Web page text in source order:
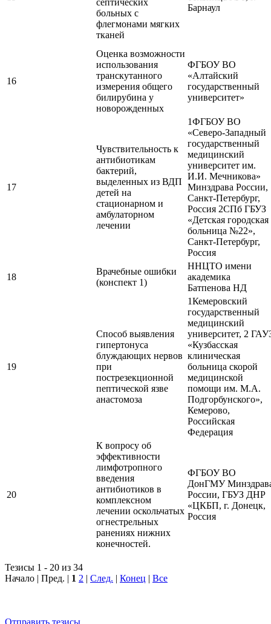
септических
больных с
флегмонами мягких
тканей
Барнаул
16
Оценка возможности
использования
транскутанного
измерения общего
билирубина у
новорожденных
ФГБОУ ВО
«Алтайский
государственный
университет»
17
Чувствительность к
антибиотикам
бактерий,
выделенных из ВДП
детей на
стационарном и
амбулаторном
лечении
1ФГБОУ ВО
«Северо-Западный
государственный
медицинский
университет им.
И.И. Мечникова»
Минздрава России,
Санкт-Петербург,
Россия 2СПб ГБУЗ
«Детская городская
больница №22»,
Санкт-Петербург,
Россия
18
Врачебные ошибки
(конспект 1)
ННЦТО имени
академика
Батпенова НД
19
Способ выявления
гипертонуса
блуждающих нервов
при
пострезекционной
пептической язве
анастомоза
1Кемеровский
государственный
медицинский
университет, 2
«Кузбасская
клиническая
больница скорой
медицинской
помощи им. М.А.
Подгорбунского»,
Кемерово,
Российская
Федерация
20
К вопросу об
эффективности
лимфотропного
введения
антибиотиков в
комплексном
лечении оскольчатых
огнестрельных
ранениях нижних
конечностей.
ФГБОУ ВО
ДонГМУ
России, ГБУЗ ДНР
«ЦКБП, г. Донецк,
Россия
Тезисы 1 - 20 из 34
Начало | Пред. | 1 2 След. Конец Все